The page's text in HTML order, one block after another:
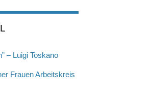
– Luigi Toskano
Frauen Arbeitskreis